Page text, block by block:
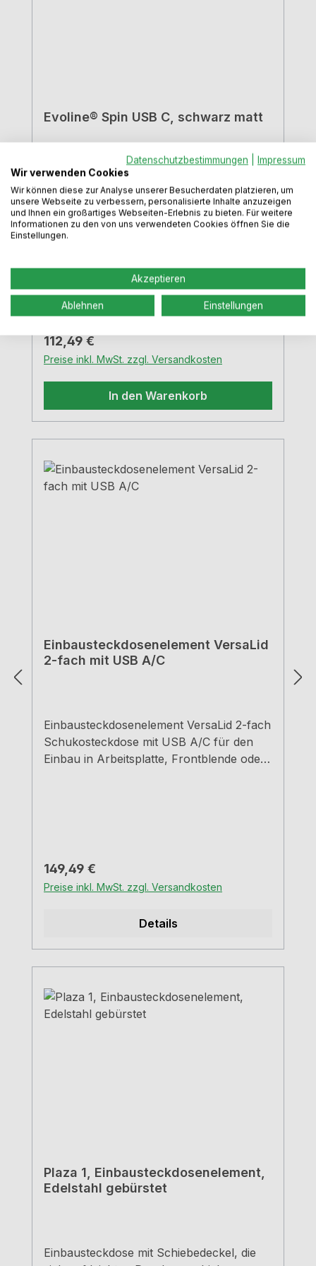
Evoline® Spin USB C, schwarz matt
Drehbare Steckdose. Hier trifft Design auf
hohe Funktionalität. Per Fingerdruck wird
die Steckdose und der USB-C Anschluss
von 4,9 cm. Einbau über Schubkästen
möglich1 Schuko-Steckdose 230 V / 16 A1
USB Charger Typ C, 20
WattAusschnittmaß ca. 12,0 x 9,2 m2,5 m
Netzanschlussleitung. Netzstecker liegt
lose beierhöhter
Berührungsschutzflächenbündig
einbaubarKabelauslass untenAusführung:
schwarz matt
Regulärer Preis:
112,49 €
Preise inkl. MwSt. zzgl. Versandkosten
In den Warenkorb
Einbausteckdosenelement VersaLid
2-fach mit USB A/C
Einbausteckdosenelement VersaLid 2-fach
Schukosteckdose mit USB A/C für den
Einbau in Arbeitsplatte, Frontblende oder
ab 1,5 cm 200,0 cm Netzanschlussleitung,
Schukostecker lose
beigelegt Kabelauslass kann unten
Regulärer Preis:
149,49 €
Preise inkl. MwSt. zzgl. Versandkosten
Details
Plaza 1, Einbausteckdosenelement,
Edelstahl gebürstet
Einbausteckdose mit Schiebedeckel, die
Datenschutzbestimmungen
Impressum
Wir verwenden Cookies
Wir können diese zur Analyse unserer Besucherdaten platzieren, um
unsere Webseite zu verbessern, personalisierte Inhalte anzuzeigen
und Ihnen ein großartiges Webseiten-Erlebnis zu bieten. Für weitere
Informationen zu den von uns verwendeten Cookies öffnen Sie die
Einstellungen.
Akzeptieren
Ablehnen Einstellungen